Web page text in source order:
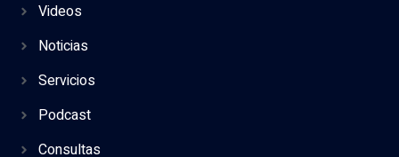
Videos
Noticias
Servicios
Podcast
Consultas